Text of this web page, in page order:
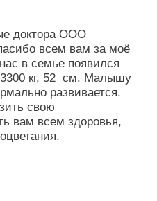
доктора ООО
всем вам за моё
в семье появился
кг, 52 см. Малышу
развивается.
свою
вам всем здоровья,